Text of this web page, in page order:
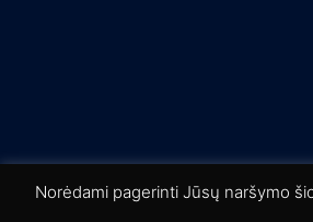
© 2026 Šokio mokytojų
Norėdami pagerinti Jūsų naršymo